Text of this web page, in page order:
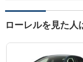
ローレルを見た人